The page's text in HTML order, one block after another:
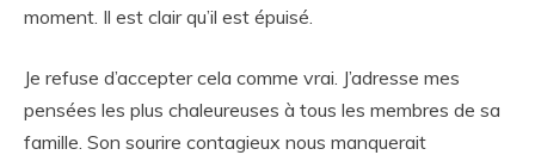
moment. Il est clair qu’il est épuisé.
Je refuse d’accepter cela comme vrai. J’adresse mes
pensées les plus chaleureuses à tous les membres de sa
famille. Son sourire contagieux nous manquerait